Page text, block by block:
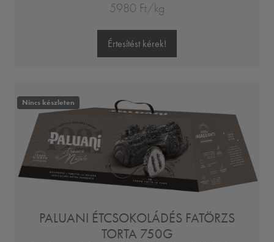
5980 Ft/kg
Értesítést kérek!
Nincs készleten
PALUANI ÉTCSOKOLÁDÉS FATÖRZS
TORTA 750G